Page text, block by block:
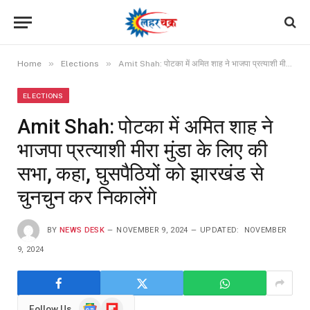
Home » Elections » Amit Shah: पोटका में अमित शाह ने भाजपा प्रत्याशी मीरा मुंडा के लिए की सभा, कहा, घुसपैठियों को झारखंड से चुनचुन कर निकालेंगे
ELECTIONS
Amit Shah: पोटका में अमित शाह ने
भाजपा प्रत्याशी मीरा मुंडा के लिए की
सभा, कहा, घुसपैठियों को झारखंड से
चुनचुन कर निकालेंगे
BY NEWS DESK NOVEMBER 9, 2024 UPDATED: NOVEMBER
9, 2024
GoogleFlipboard